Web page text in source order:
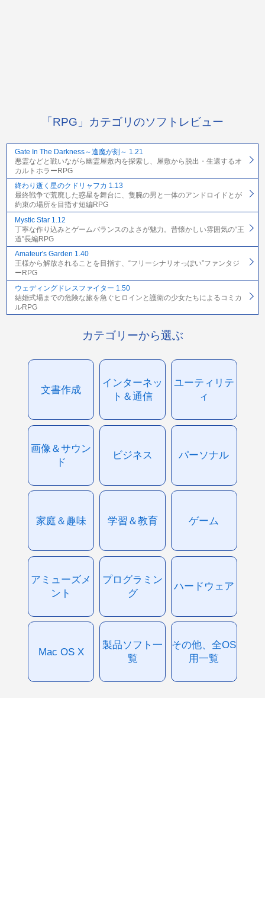
「RPG」カテゴリのソフトレビュー
Gate In The Darkness～逢魔が刻～ 1.21
悪霊などと戦いながら幽霊屋敷内を探索し、屋敷から脱出・生還するオ
カルトホラーRPG
終わり逝く星のクドリャフカ 1.13
最終戦争で荒廃した惑星を舞台に、隻腕の男と一体のアンドロイドとが
約束の場所を目指す短編RPG
Mystic Star 1.12
丁寧な作り込みとゲームバランスのよさが魅力。昔懐かしい雰囲気の“王
道”長編RPG
Amateur's Garden 1.40
王様から解放されることを目指す、“フリーシナリオっぽい”ファンタジ
ーRPG
ウェディングドレスファイター 1.50
結婚式場までの危険な旅を急ぐヒロインと護衛の少女たちによるコミカ
ルRPG
カテゴリーから選ぶ
文書作成
インターネッ
ト＆通信
ユーティリテ
ィ
画像＆サウン
ド
ビジネス パーソナル
家庭＆趣味 学習＆教育 ゲーム
アミューズメ
ント
プログラミン
グ
ハードウェア
Mac OS X
製品ソフト一
覧
その他、全OS
用一覧